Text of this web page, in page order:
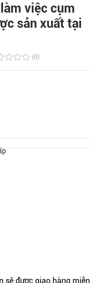
việc cụm
sản xuất tại
(0)
sẽ được giao hàng miễn